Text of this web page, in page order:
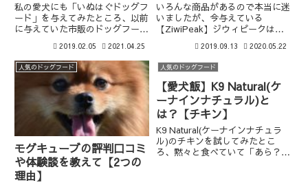
私の愛犬にも「いぬはぐドッグフ
ード」を与えてみたところ、以前
に与えていた市販のドッグフード
いつき具合でした。腸内環境を整
えてくれる原材料の乳酸菌とオリ
ゴ糖が多く含まれていて犬の健康
を第一に考えてくれているドッグ
フードだと思います。評価は？
2019.02.05 2021.04.25
いろんな商品があるので本当に迷
いましたが、今与えている
【ZiwiPeak】ジウィピークは、
い主さんからの評価も気になるの
で、安心して購入できる
Amazon や楽天から購入してい
ます。
2019.09.13 2020.05.22
人気のドッグフード
モグキューブの評判口コミ
や体験談を教えて【2つの
理由】
人気のドッグフード
【愛犬飯】K9 Natural(ケ
ーナインナチュラル)と
は？【チキン】
K9 Natural(ケーナインナチュラ
ル)のチキンを試してみたとこ
ろ、黙々と食べていて「あら？」